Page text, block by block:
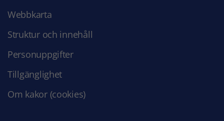
Webbkarta
Struktur och innehåll
Personuppgifter
Tillgänglighet
Om kakor (cookies)